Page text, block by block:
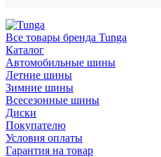
Все товары бренда Tunga
Каталог
Автомобильные шины
Летние шины
Зимние шины
Всесезонные шины
Диски
Покупателю
Условия оплаты
Гарантия на товар